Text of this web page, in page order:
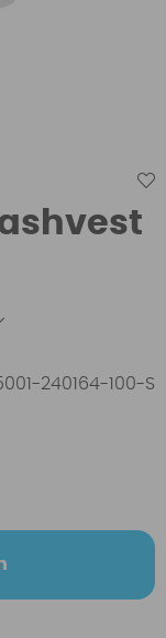
240164-100-S